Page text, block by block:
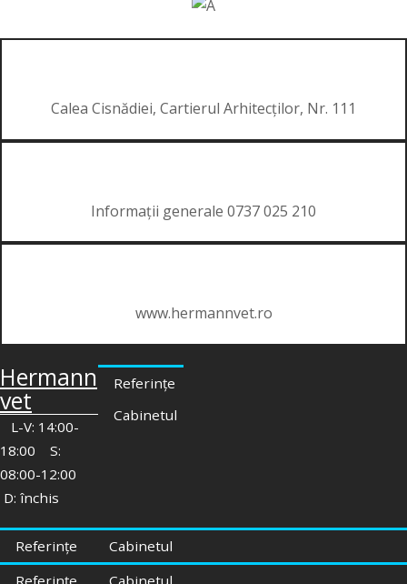
Calea Cisnădiei, Cartierul Arhitecților, Nr. 111
Informații generale 0737 025 210
www.hermannvet.ro
Hermann
vet
L-V: 14:00-
18:00 S:
08:00-12:00
D: închis
Referințe
Cabinetul
Referințe
Cabinetul
Referințe
Cabinetul